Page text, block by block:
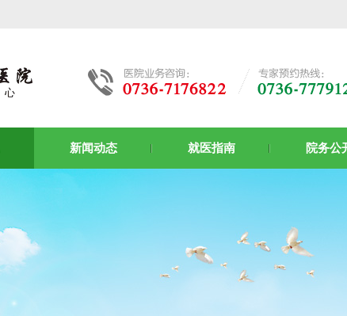
新闻动态 就医指南 院务公